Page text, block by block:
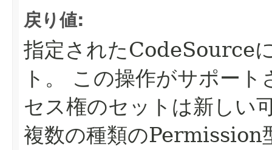
戻り値:
指定されたCodeSource
ト。
この操作がサポー
セス権のセットは新しい
複数の種類のPermission